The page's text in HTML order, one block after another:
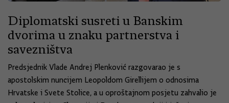
Diplomatski susreti u Banskim
dvorima u znaku partnerstva i
savezništva
Predsjednik Vlade Andrej Plenković razgovarao je s
apostolskim nuncijem Leopoldom Girellijem o odnosima
Hrvatske i Svete Stolice, a u oproštajnom posjetu zahvalio je